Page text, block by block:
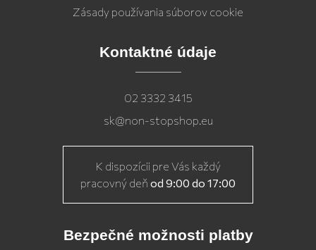
Zásady používania súborov cookie
Kontaktné údaje
02 3332 3415
sk@non-stopshop.eu
K dispozícii pre Vás každý
pracovný deň od 9:00 do 17:00
Bezpečné možnosti platby